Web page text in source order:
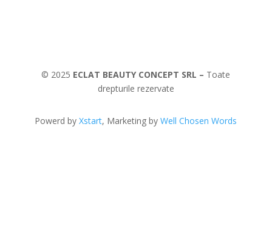
© 2025 ECLAT BEAUTY CONCEPT SRL – Toate
drepturile rezervate
Powerd byXstart, Marketing byWell Chosen Words